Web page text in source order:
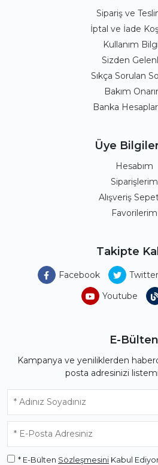
Sipariş ve
İptal ve İade
Kullanım
Sizden
Sıkça Sorulan
Bakım
Banka
Üye
Hesabım
Siparişlerim
Alışveriş
Favorilerim
Takipte
Facebook Twitter
Youtube
E-Bülten
Kampanya ve yeniliklerden
posta adresinizi
* E-Bülten Sözleşmesini Kabul